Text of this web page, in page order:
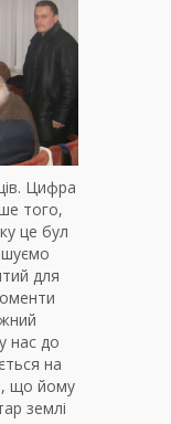
Цифра
того,
це бул
для
нас до
на
що йому
землі